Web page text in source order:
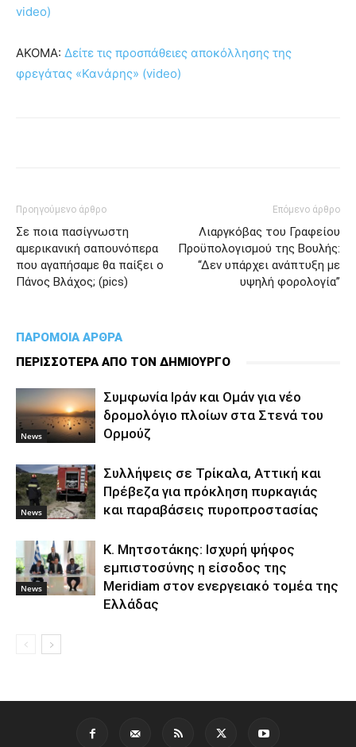
video)
ΑΚΟΜΑ: Δείτε τις προσπάθειες αποκόλλησης της
φρεγάτας «Κανάρης» (video)
Προηγούμενο άρθρο
Σε ποια πασίγνωστη
αμερικανική σαπουνόπερα
που αγαπήσαμε θα παίξει ο
Πάνος Βλάχος; (pics)
Επόμενο άρθρο
Λιαργκόβας του Γραφείου
Προϋπολογισμού της Βουλής:
“Δεν υπάρχει ανάπτυξη με
υψηλή φορολογία”
ΠΑΡΟΜΟΙΑ ΑΡΘΡΑ
ΠΕΡΙΣΣΟΤΕΡΑ ΑΠΟ ΤΟΝ ΔΗΜΙΟΥΡΓΟ
News
Συμφωνία Ιράν και Ομάν για νέο
δρομολόγιο πλοίων στα Στενά του
Ορμούζ
News
Συλλήψεις σε Τρίκαλα, Αττική και
Πρέβεζα για πρόκληση πυρκαγιάς
και παραβάσεις πυροπροστασίας
News
Κ. Μητσοτάκης: Ισχυρή ψήφος
εμπιστοσύνης η είσοδος της
Meridiam στον ενεργειακό τομέα της
Ελλάδας